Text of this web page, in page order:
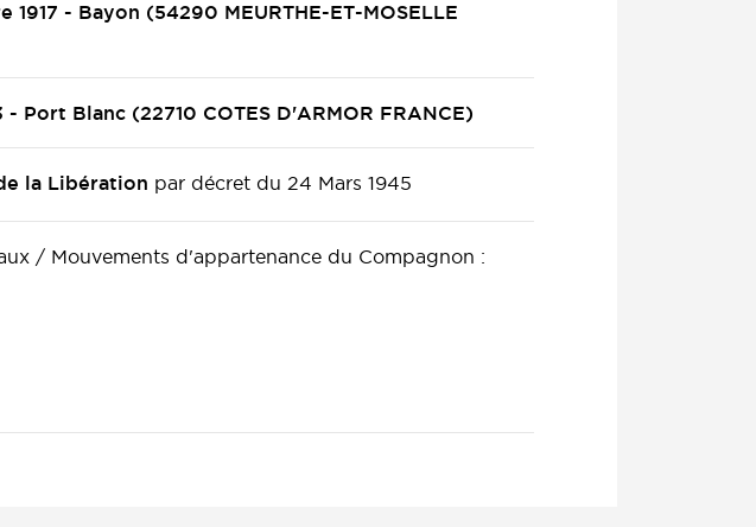
1917 - Bayon (54290 MEURTHE-ET-MOSELLE
Port Blanc (22710 COTES D'ARMOR FRANCE)
la Libération par décret du 24 Mars 1945
/ Mouvements d'appartenance du Compagnon :